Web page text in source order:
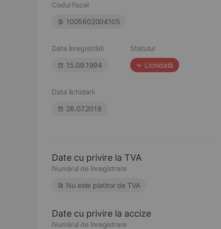
Codul fiscal
1005602004105
Data înregistrării
15.09.1994
Statutul
Lichidată
Data lichidarii
26.07.2019
Date cu privire la TVA
Numărul de înregistrare
Nu este platitor de TVA
Date cu privire la accize
Numărul de înregistrare